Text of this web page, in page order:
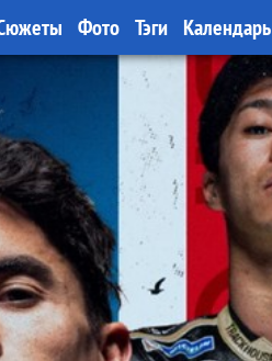
Фото Тэги Календарь